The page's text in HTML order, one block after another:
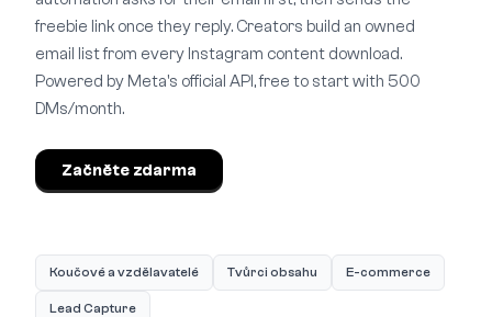
freebie link once they reply. Creators build an owned
email list from every Instagram content download.
Powered by Meta's official API, free to start with 500
DMs/month.
Začněte zdarma
Koučové a vzdělavatelé Tvůrci obsahu E-commerce
Lead Capture